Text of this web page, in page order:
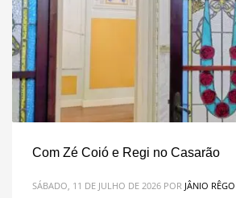
Com Zé Coió e Regi no Casarão
SÁBADO, 11 DE JULHO DE 2026 POR JÂNIO RÊGO